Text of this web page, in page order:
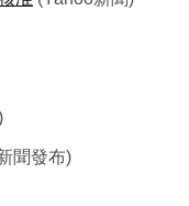
聞發布)